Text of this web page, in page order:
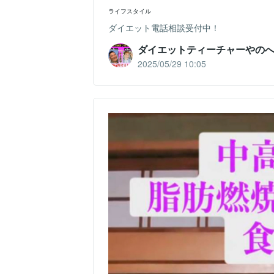
ライフスタイル
ダイエット電話相談受付中！
ダイエットティーチャーやの
2025/05/29 10:05